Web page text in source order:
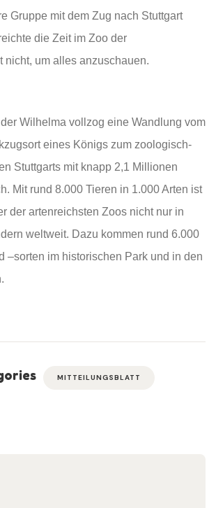
Gruppe mit dem Zug nach Stuttgart
die Zeit im Zoo der
nicht, um alles anzuschauen.
Wilhelma vollzog eine Wandlung vom
eines Königs zum zoologisch-
Stuttgarts mit knapp 2,1 Millionen
Mit rund 8.000 Tieren in 1.000 Arten ist
der artenreichsten Zoos nicht nur in
weltweit. Dazu kommen rund 6.000
–sorten im historischen Park und in den
MITTEILUNGSBLATT